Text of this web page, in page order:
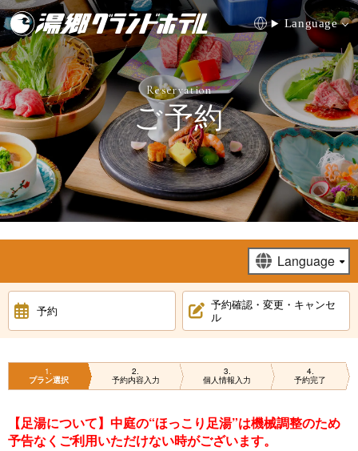
Language
0868-72-0395
HOME お料理
温泉 お部屋
周辺観光 アクセス
湯郷温泉直行バス 新着情報
季節パンフレット
Reservation
ご予約
予約
予約確認・変更・キャンセ
ル
1
プラン選択
2
予約内容入力
3
個人情報入力
4
予約完了
【足湯について】中庭の“ほっこり足湯”は機械調整のため
予告なくご利用いただけない時がございます。